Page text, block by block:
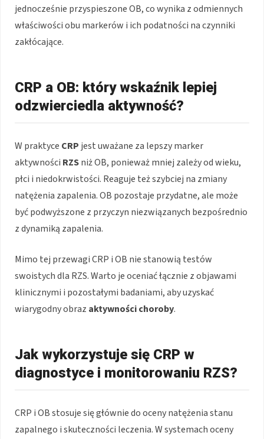
jednocześnie przyspieszone OB, co wynika z odmiennych
właściwości obu markerów i ich podatności na czynniki
zakłócające.
CRP a OB: który wskaźnik lepiej
odzwierciedla aktywność?
W praktyce CRP jest uważane za lepszy marker
aktywności RZSniż OB, ponieważ mniej zależy od wieku,
płci i niedokrwistości. Reaguje też szybciej na zmiany
natężenia zapalenia. OB pozostaje przydatne, ale może
być podwyższone z przyczyn niezwiązanych bezpośrednio
z dynamiką zapalenia.
Mimo tej przewagi CRP i OB nie stanowią testów
swoistych dla RZS. Warto je oceniać łącznie z objawami
klinicznymi i pozostałymi badaniami, aby uzyskać
wiarygodny obraz aktywności choroby.
Jak wykorzystuje się CRP w
diagnostyce i monitorowaniu RZS?
CRP i OB stosuje się głównie do oceny natężenia stanu
zapalnego i skuteczności leczenia. W systemach oceny